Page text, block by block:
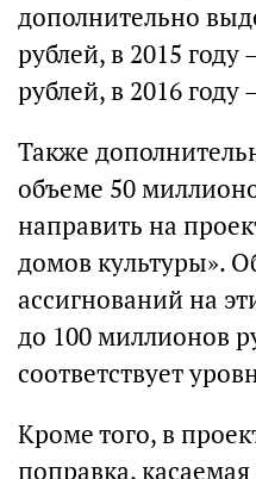
дополнительно
рублей, в 2015
рублей, в 2016 году
Также
объеме 50
направить на
домов культуры».
ассигнований на
до 100 миллионов
соответствует
Кроме того, в
поправка,